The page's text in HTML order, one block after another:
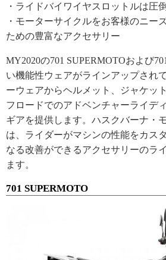
・ライドバイワイヤスロットルは圧
・モーターサイクルをお客様のニー
ための豊富なアクセサリー
MY2020の701 SUPERMOTOおよび
い機能性ウェアがラインアップされ
ーウェアからヘルメット、ジャケッ
フロードでのアドベンチャーライデ
ギアを提供します。ハスクバーナ・
は、ライダーがマシンの性能をカス
なる改善ができるアクセサリーのラ
ます。
701 SUPERMOTO